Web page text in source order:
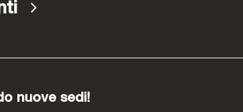
nuove sedi!